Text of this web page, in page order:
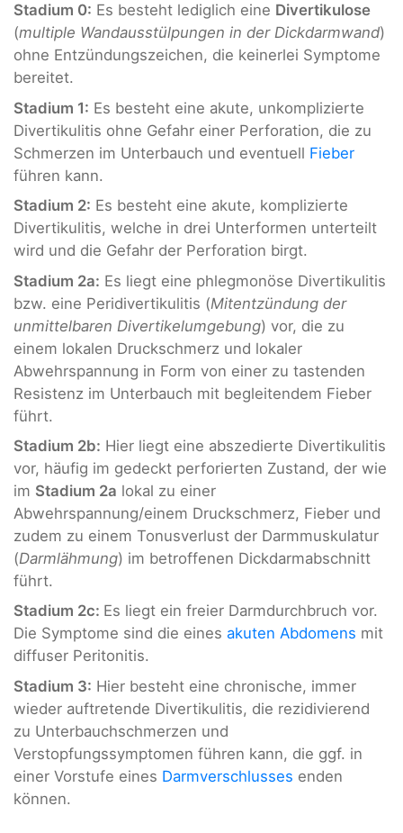
Stadium 0: Es besteht lediglich eine Divertikulose
(multiple Wandausstülpungen in der Dickdarmwand)
ohne Entzündungszeichen, die keinerlei Symptome
bereitet.
Stadium 1: Es besteht eine akute, unkomplizierte
Divertikulitis ohne Gefahr einer Perforation, die zu
Schmerzen im Unterbauch und eventuell Fieber
führen kann.
Stadium 2: Es besteht eine akute, komplizierte
Divertikulitis, welche in drei Unterformen unterteilt
wird und die Gefahr der Perforation birgt.
Stadium 2a: Es liegt eine phlegmonöse Divertikulitis
bzw. eine Peridivertikulitis (Mitentzündung der
unmittelbaren Divertikelumgebung) vor, die zu
einem lokalen Druckschmerz und lokaler
Abwehrspannung in Form von einer zu tastenden
Resistenz im Unterbauch mit begleitendem Fieber
führt.
Stadium 2b: Hier liegt eine abszedierte Divertikulitis
vor, häufig im gedeckt perforierten Zustand, der wie
im Stadium 2a lokal zu einer
Abwehrspannung/einem Druckschmerz, Fieber und
zudem zu einem Tonusverlust der Darmmuskulatur
(Darmlähmung) im betroffenen Dickdarmabschnitt
führt.
Stadium 2c: Es liegt ein freier Darmdurchbruch vor.
Die Symptome sind die eines akuten Abdomens mit
diffuser Peritonitis.
Stadium 3: Hier besteht eine chronische, immer
wieder auftretende Divertikulitis, die rezidivierend
zu Unterbauchschmerzen und
Verstopfungssymptomen führen kann, die ggf. in
einer Vorstufe eines Darmverschlusses enden
können.